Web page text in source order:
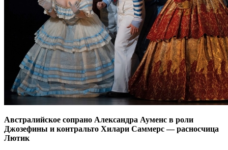
Австралийское сопрано Александра Ауменс в роли
Джозефины и контральто Хилари Саммерс — расносчица
Лютик